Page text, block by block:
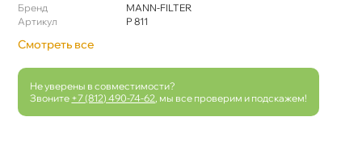
Бренд
MANN-FILTER
Артикул
P 811
Смотреть все
Не уверены в совместимости?
Звоните +7 (812) 490-74-62 , мы все проверим и подскажем!